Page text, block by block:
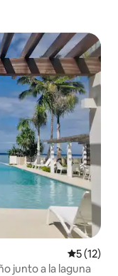
5 (12)
junto a la laguna